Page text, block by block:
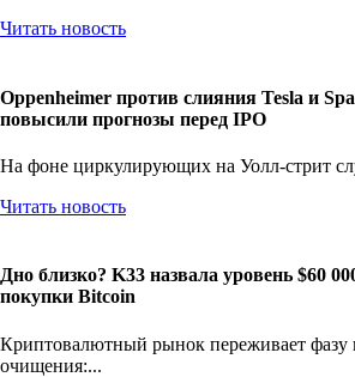
Читать новость
Oppenheimer против слияния Tesla и
повысили прогнозы перед IPO
На фоне циркулирующих на Уолл-стрит
Читать новость
Дно близко? K33 назвала уровень $60
покупки Bitcoin
Криптовалютный рынок переживает фазу
очищения:...